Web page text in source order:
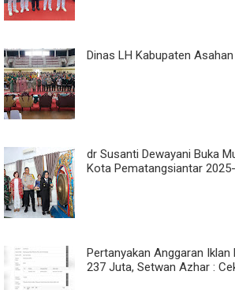
Dinas LH Kabupaten
dr Susanti Dewayani Buka
Kota Pematangsiantar
Pertanyakan Anggaran Iklan
237 Juta, Setwan Azhar :